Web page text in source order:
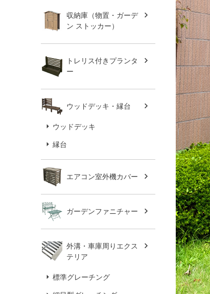
収納庫（物置・ガーデ
ン ストッカー）
トレリス付きプランタ
ー
ウッドデッキ・縁台
ウッドデッキ
縁台
エアコン室外機カバー
ガーデンファニチャー
外溝・車庫周りエクス
テリア
標準グレーチング